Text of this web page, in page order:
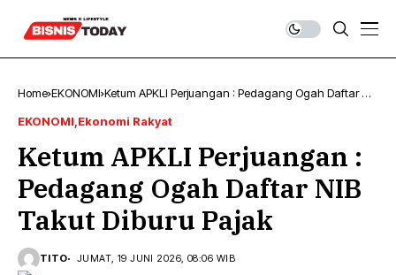
Home EKONOMI Ketum APKLI Perjuangan : Pedagang Ogah Daftar NIB
EKONOMI Ekonomi Rakyat
Ketum APKLI Perjuangan :
Pedagang Ogah Daftar NIB
Takut Diburu Pajak
TITO JUMAT, 19 JUNI 2026, 08:06 WIB